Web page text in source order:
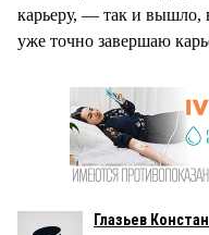
карьеру, — так и вышло,
уже точно завершаю
Глазьев